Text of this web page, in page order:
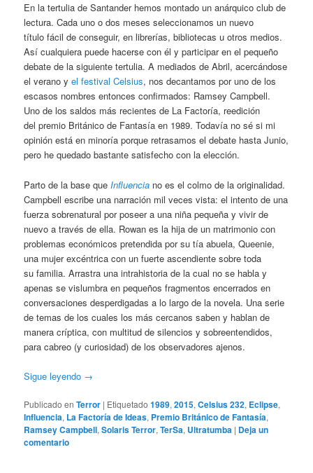
En la tertulia de Santander hemos montado un anárquico club de
lectura. Cada uno o dos meses seleccionamos un nuevo
título fácil de conseguir, en librerías, bibliotecas u otros medios.
Así cualquiera puede hacerse con él y participar en el pequeño
debate de la siguiente tertulia. A mediados de Abril, acercándose
el verano yel festival Celsius, nos decantamos por uno de los
escasos nombres entonces confirmados: Ramsey Campbell.
Uno de los saldos más recientes de La Factoría, reedición
del premio Británico de Fantasía en 1989. Todavía no sé si mi
opinión está en minoría porque retrasamos el debate hasta Junio,
pero he quedado bastante satisfecho con la elección.
Parto de la base que Influencia no es el colmo de la originalidad.
Campbell escribe una narración mil veces vista: el intento de una
fuerza sobrenatural por poseer a una niña pequeña y vivir de
nuevo a través de ella. Rowan es la hija de un matrimonio con
problemas económicos pretendida por su tía abuela, Queenie,
una mujer excéntrica con un fuerte ascendiente sobre toda
su familia. Arrastra una intrahistoria de la cual no se habla y
apenas se vislumbra en pequeños fragmentos encerrados en
conversaciones desperdigadas a lo largo de la novela. Una serie
de temas de los cuales los más cercanos saben y hablan de
manera críptica, con multitud de silencios y sobreentendidos,
para cabreo (y curiosidad) de los observadores ajenos.
Sigue leyendo →
Publicado en Terror | Etiquetado 1989,2015,Celsius 232, Eclipse,
Influencia, La Factoría de Ideas, Premio Británico de Fantasía,
Ramsey Campbell,Solaris Terror,TerSa, Ultratumba | Deja un
comentario